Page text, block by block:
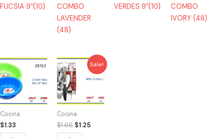
FUCSIA 9″(10)
COMBO
LAVENDER
(48)
VERDES 9″(10)
COMBO
IVORY (48)
Cocina
$1.33
39763
-
BOWLS
PARA
CEREAL
(4)
quantity
Sale!
Cocina
$1.66
Original
price
was:
$1.66.
$1.25
Current
price
is:
43533
-
COMBO
CUBIERTOS
CHROMADO
(4)
quantity